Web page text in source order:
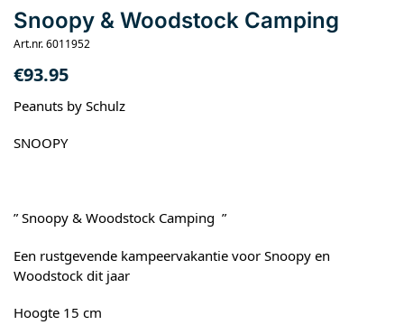
Snoopy & Woodstock Camping
Art.nr. 6011952
€93.95
Peanuts by Schulz
SNOOPY
” Snoopy & Woodstock Camping ”
Een rustgevende kampeervakantie voor Snoopy en
Woodstock dit jaar
Hoogte 15 cm